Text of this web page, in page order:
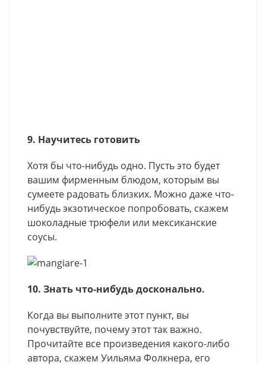
9. Научитесь готовить
Хотя бы что-нибудь одно. Пусть это будет
вашим фирменным блюдом, которым вы
сумеете радовать близких. Можно даже что-
нибудь экзотическое попробовать, скажем
шоколадные трюфели или мексиканские
соусы.
10. Знать что-нибудьдосконально.
Когда вы выполните этот пункт, вы
почувствуйте, почему этот так важно.
Прочитайте все произведения какого-либо
автора, скажем Уильяма Фолкнера, его